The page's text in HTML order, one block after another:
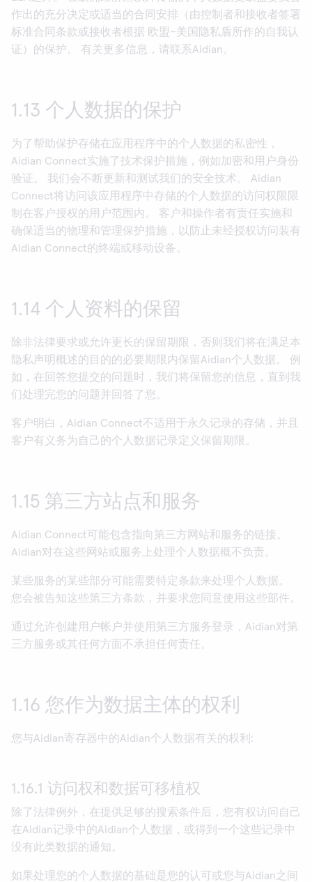
作出的充分决定或适当的合同安排（由控制者和接收者签署
标准合同条款或接收者根据 欧盟–美国隐私盾所作的自我认
证）的保护。 有关更多信息，请联系Aidian。
1.13 个人数据的保护
为了帮助保护存储在应用程序中的个人数据的私密性，
Aidian Connect实施了技术保护措施，例如加密和用户身份
验证。 我们会不断更新和测试我们的安全技术。 Aidian
Connect将访问该应用程序中存储的个人数据的访问权限限
制在客户授权的用户范围内。 客户和操作者有责任实施和
确保适当的物理和管理保护措施，以防止未经授权访问装有
Aidian Connect的终端或移动设备。
1.14 个人资料的保留
除非法律要求或允许更长的保留期限，否则我们将在满足本
隐私声明概述的目的的必要期限内保留Aidian个人数据。 例
如，在回答您提交的问题时，我们将保留您的信息，直到我
们处理完您的问题并回答了您。
客户明白，Aidian Connect不适用于永久记录的存储，并且
客户有义务为自己的个人数据记录定义保留期限。
1.15 第三方站点和服务
Aidian Connect可能包含指向第三方网站和服务的链接。
Aidian对在这些网站或服务上处理个人数据概不负责。
某些服务的某些部分可能需要特定条款来处理个人数据。
您会被告知这些第三方条款，并要求您同意使用这些部件。
通过允许创建用户帐户并使用第三方服务登录，Aidian对第
三方服务或其任何方面不承担任何责任。
1.16 您作为数据主体的权利
您与Aidian寄存器中的Aidian个人数据有关的权利:
1.16.1 访问权和数据可移植权
除了法律例外，在提供足够的搜索条件后，您有权访问自己
在Aidian记录中的Aidian个人数据，或得到一个这些记录中
没有此类数据的通知。
如果处理您的个人数据的基础是您的认可或您与Aidian之间